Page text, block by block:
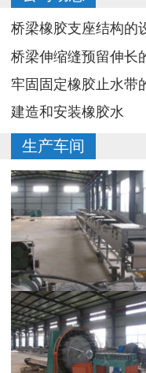
桥梁橡胶支座结构的
桥梁伸缩缝预留伸长
牢固固定橡胶止水带
建造和安装橡胶水
生产车间